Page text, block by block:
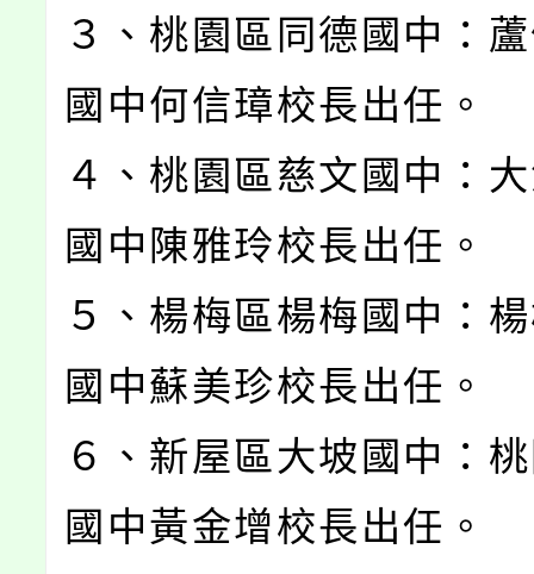
３、桃園區同德國中：
國中何信璋校長出任。
４、桃園區慈文國中：
國中陳雅玲校長出任。
５、楊梅區楊梅國中：
國中蘇美珍校長出任。
６、新屋區大坡國中：
國中黃金增校長出任。